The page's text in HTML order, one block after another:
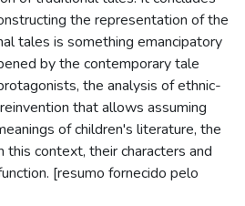
the representation of the
tales is something emancipatory
by the contemporary tale
the analysis of ethnic-
that allows assuming
of children's literature, the
this context, their characters and
[resumo fornecido pelo